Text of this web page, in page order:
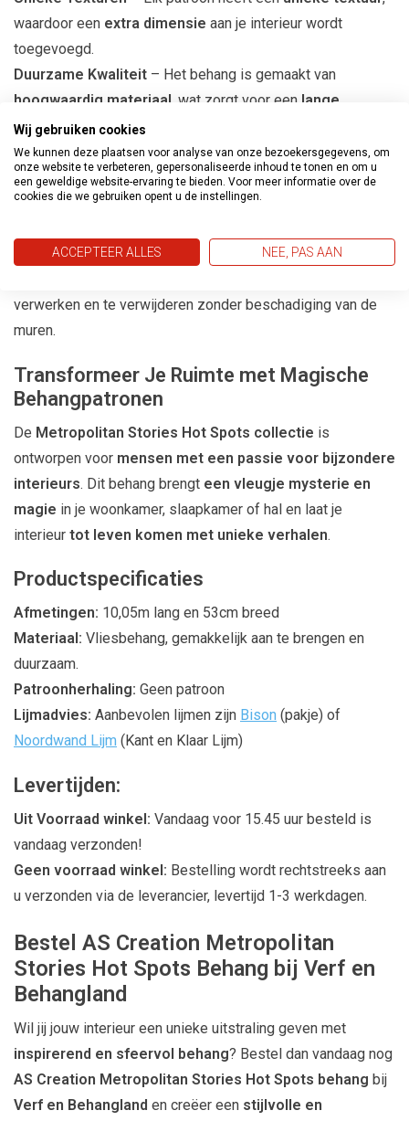
waardoor een extra dimensie aan je interieur wordt
toegevoegd.
Duurzame Kwaliteit – Het behang is gemaakt van
hoogwaardig materiaal , wat zorgt voor een lange
levensduurenmakkelijk aanbrengen
Trendy Kleurenpalet– Vanklassieke tintentotgedurfde
accenten, deMetropolitan Stories Hot Spots collectie
biedtkleuren die perfect aansluiten bij moderne
Gemakkelijk aan te brengen
– Dankzij het
verwerken en te verwijderen zonder beschadiging van de
muren.
Transformeer Je Ruimte met Magische
Behangpatronen
De Metropolitan Stories Hot Spots collectie is
ontworpen voor mensen met een passie voor bijzondere
interieurs. Dit behang brengt een vleugje mysterie en
magie in je woonkamer, slaapkamer of hal en laat je
interieur tot leven komen met unieke verhalen.
Productspecificaties
Afmetingen: 10,05m lang en 53cm breed
Materiaal: Vliesbehang, gemakkelijk aan te brengen en
duurzaam.
Patroonherhaling: Geen patroon
Lijmadvies: Aanbevolen lijmen zijn Bison (pakje) of
Noordwand Lijm (Kant en Klaar Lijm)
Levertijden:
Uit Voorraad winkel: Vandaag voor 15.45 uur besteld is
vandaag verzonden!
Geen voorraad winkel: Bestelling wordt rechtstreeks aan
u verzonden via de leverancier, levertijd 1-3 werkdagen.
Bestel AS Creation Metropolitan
Stories Hot Spots Behang bij Verf en
Behangland
Wil jij jouw interieur een unieke uitstraling geven met
inspirerend en sfeervol behang? Bestel dan vandaag nog
AS Creation Metropolitan Stories Hot Spots behang bij
Verf en Behangland en creëer een stijlvolle en
Wij gebruiken cookies
We kunnen deze plaatsen voor analyse van onze bezoekersgegevens, om
onze website te verbeteren, gepersonaliseerde inhoud te tonen en om u
een geweldige website-ervaring te bieden. Voor meer informatie over de
cookies die we gebruiken opent u de instellingen.
ACCEPTEER ALLES NEE, PAS AAN